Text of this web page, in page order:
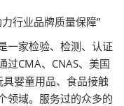
行业品牌质量保障”
一家检验、检测、认证
过CMA、CNAS、美国
具婴童用品、食品接触
领域。服务过的众多的